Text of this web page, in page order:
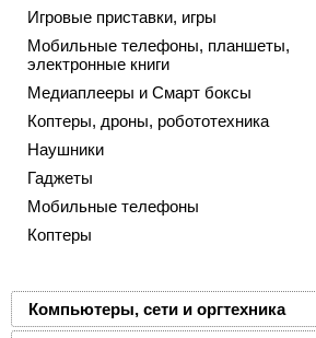
Игровые приставки, игры
Мобильные телефоны, планшеты,
электронные книги
Медиаплееры и Смарт боксы
Коптеры, дроны, робототехника
Наушники
Гаджеты
Мобильные телефоны
Коптеры
Компьютеры, сети и оргтехника